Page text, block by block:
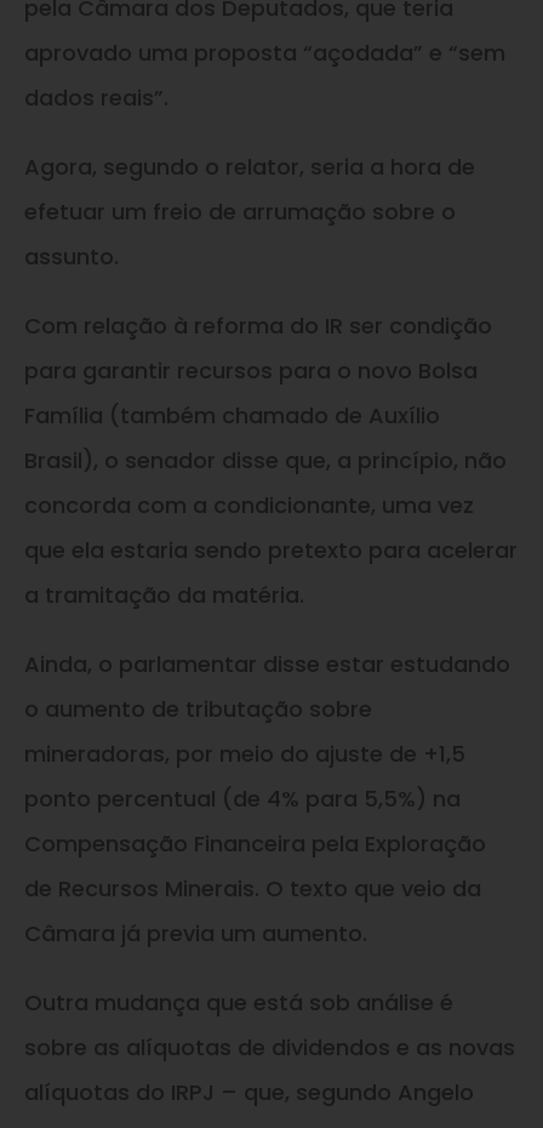
pela Câmara dos Deputados, que teria
aprovado uma proposta “açodada” e “sem
dados reais”.
Agora, segundo o relator, seria a hora de
efetuar um freio de arrumação sobre o
assunto.
Com relação à reforma do IR ser condição
para garantir recursos para o novo Bolsa
Família (também chamado de Auxílio
Brasil), o senador disse que, a princípio, não
concorda com a condicionante, uma vez
que ela estaria sendo pretexto para acelerar
a tramitação da matéria.
Ainda, o parlamentar disse estar estudando
o aumento de tributação sobre
mineradoras, por meio do ajuste de +1,5
ponto percentual (de 4% para 5,5%) na
Compensação Financeira pela Exploração
de Recursos Minerais. O texto que veio da
Câmara já previa um aumento.
Outra mudança que está sob análise é
sobre as alíquotas de dividendos e as novas
alíquotas do IRPJ – que, segundo Angelo